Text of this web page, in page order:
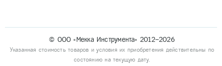
© ООО «Мекка Инструмента» 2012–2026
Указанная стоимость товаров и условия их приобретения действительны по
состоянию на текущую дату.